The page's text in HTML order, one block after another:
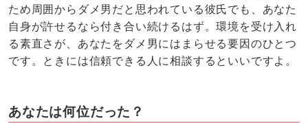
ため周囲からダメ男だと思われている彼氏でも、あなた
自身が許せるなら付き合い続けるはず。環境を受け入れ
る素直さが、あなたをダメ男にはまらせる要因のひとつ
です。ときには信頼できる人に相談するといいですよ。
あなたは何位だった？